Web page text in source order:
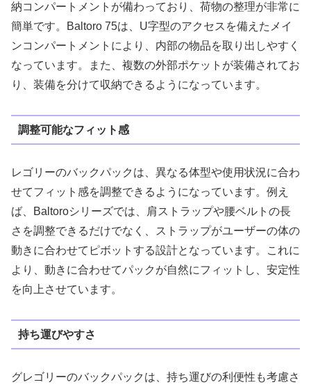
納コンパートメントが備わっており、荷物の整理が非常に
簡単です。Baltoro 75は、U字型のアクセスを備えたメイ
ンコンパートメントにより、内部の物品を取り出しやすく
なっています。また、複数の外部ポケットが装備されてお
り、装備を分けて収納できるようになっています​。
調整可能なフィット感
レゴリーのバックパックは、異なる体型や使用状況に合わ
せてフィット感を調整できるようになっています。例え
ば、Baltoroシリーズでは、肩ストラップや腰ベルトの長
さを調整できるだけでなく、ストラップがユーザーの体の
動きに合わせてピボットする設計となっています。これに
より、動きに合わせてパックが自然にフィットし、安定性
を向上させています​。
持ち運びやすさ
グレゴリーのバックパックは、持ち運びの利便性も考慮さ